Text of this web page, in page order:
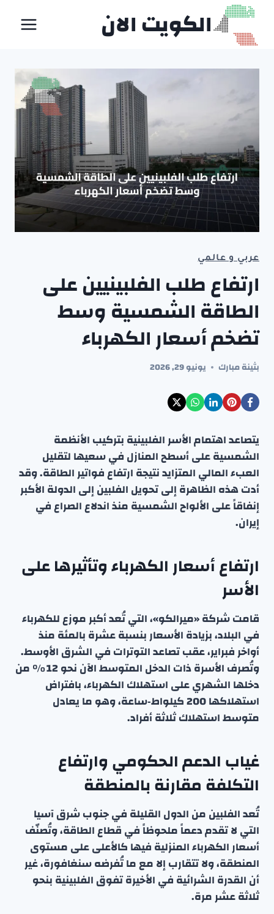
التجاوز
المحتوى
الكويت الان
عربي و عالمي
ارتفاع طلب الفلبينيين على
الطاقة الشمسية وسط
تضخم أسعار الكهرباء
بثينة مبارك يونيو 29, 2026
يتصاعد اهتمام الأسر الفلبينية بتركيب الأنظمة
الشمسية على أسطح المنازل في سعيها لتقليل
العبء المالي المتزايد نتيجة ارتفاع فواتير الطاقة. وقد
أدت هذه الظاهرة إلى تحويل الفلبين إلى الدولة الأكبر
إنفاقاً على الألواح الشمسية منذ اندلاع الصراع في
إيران.
ارتفاع أسعار الكهرباء وتأثيرها على
الأسر
قامت شركة «ميرالكو»، التي تُعد أكبر موزع للكهرباء
في البلاد، بزيادة الأسعار بنسبة عشرة بالمئة منذ
أواخر فبراير، عقب تصاعد التوترات في الشرق الأوسط.
وتُصرف الأسرة ذات الدخل المتوسط الآن نحو 12 % من
دخلها الشهري على استهلاك الكهرباء، بافتراض
استهلاكها 200 كيلواط‑ساعة، وهو ما يعادل
متوسط استهلاك ثلاثة أفراد.
غياب الدعم الحكومي وارتفاع
التكلفة مقارنة بالمنطقة
تُعد الفلبين من الدول القليلة في جنوب شرق آسيا
التي لا تقدم دعماً ملحوظاً في قطاع الطاقة، وتُصنّف
أسعار الكهرباء المنزلية فيها كالأعلى على مستوى
المنطقة، ولا تتقارب إلا مع ما تُفرضه سنغافورة، غير
أن القدرة الشرائية في الأخيرة تفوق الفلبينية بنحو
ثلاثة عشر مرة.